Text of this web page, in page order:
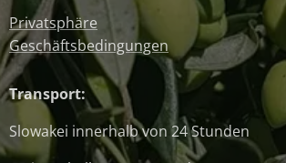
Privatsphäre
Geschäftsbedingungen
Transport:
Slowakei innerhalb von 24 Stunden